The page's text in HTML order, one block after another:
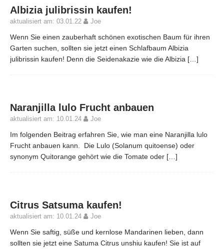
Albizia julibrissin kaufen!
aktualisiert am: 03.01.22 Joe
Wenn Sie einen zauberhaft schönen exotischen Baum für ihren
Garten suchen, sollten sie jetzt einen Schlafbaum Albizia
julibrissin kaufen! Denn die Seidenakazie wie die Albizia […]
Naranjilla lulo Frucht anbauen
aktualisiert am: 10.01.24 Joe
Im folgenden Beitrag erfahren Sie, wie man eine Naranjilla lulo
Frucht anbauen kann. Die Lulo (Solanum quitoense) oder
synonym Quitorange gehört wie die Tomate oder […]
Citrus Satsuma kaufen!
aktualisiert am: 10.01.24 Joe
Wenn Sie saftig, süße und kernlose Mandarinen lieben, dann
sollten sie jetzt eine Satuma Citrus unshiu kaufen! Sie ist auf